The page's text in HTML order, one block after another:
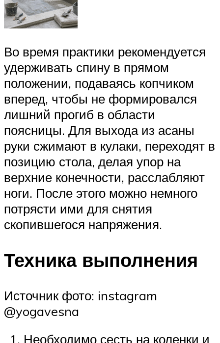
Во время практики рекомендуется
удерживать спину в прямом
положении, подаваясь копчиком
вперед, чтобы не формировался
лишний прогиб в области
поясницы. Для выхода из асаны
руки сжимают в кулаки, переходят в
позицию стола, делая упор на
верхние конечности, расслабляют
ноги. После этого можно немного
потрясти ими для снятия
скопившегося напряжения.
Техника выполнения
Источник фото: instagram
@yogavesna
Необходимо сесть на коленки и